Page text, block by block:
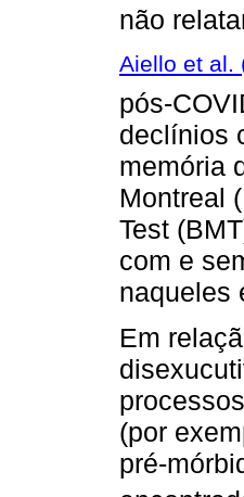
não
Aiello et al.
pós-
declínios
memória
Montreal
Test
com e
naqueles
Em
(por
pré-